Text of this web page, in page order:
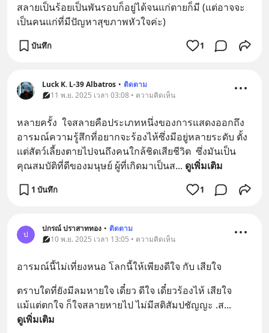
สลายเป็นร้อยเป็นพันรอบก็อยู่ได้จนแก่ตายก็มี (แต่อาจจะ
เป็นคนแก่ที่มีปัญหาสุขภาพหัวใจค่ะ)
บันทึก 1
Luck K. L-39 Albatros • ติดตาม
11 พ.ย. 2025 เวลา 03:08 • ความคิดเห็น
หลายครั้ง  ใจสลายคือประเภทหนึ่งของการแสดงออกถึง
อารมณ์ความรู้สึกที่อยากจะร้องไห้ซึ่งมีอยู่หลายระดับ ตั้ง
เเต่สัตว์เลี้ยงตายไปจนถึงคนใกล้ชิดเสียชีวิต  ซึ่งมันเป็น
คุณสมบัติที่ดีของมนุษย์ ผู้ที่เกิดมาเป็นส... ดูเพิ่มเติม
1 บันทึก 1
ป
ปกรณ์ ปราสาททอง • ติดตาม
10 พ.ย. 2025 เวลา 13:05 • ความคิดเห็น
อารมณ์นี้ไม่เที่ยงหนอ โลกนี้ให้เพียงดีใจ กับ เสียใจ
ตราบใดที่ยังมีลมหายใจ เดี๋ยว ดีใจ เดี๋ยวร้องไห้ เสียใจ
แม้แต่ตกใจ ก็ใจสลายหายไป ไม่มีสติสัมปชัญญะ .ส...
ดูเพิ่มเติม